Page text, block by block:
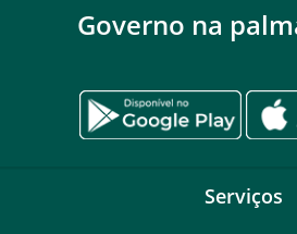
Governo na
Serviços